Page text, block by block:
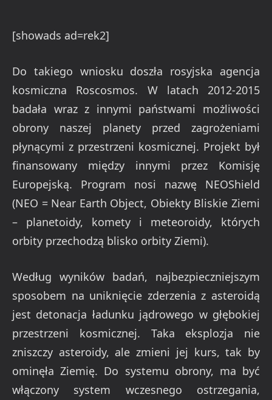
[showads ad=rek2]
Do takiego wniosku doszła rosyjska agencja
kosmiczna Roscosmos. W latach 2012-2015
badała wraz z innymi państwami możliwości
obrony naszej planety przed zagrożeniami
płynącymi z przestrzeni kosmicznej. Projekt był
finansowany między innymi przez Komisję
Europejską. Program nosi nazwę NEOShield
(NEO = Near Earth Object, Obiekty Bliskie Ziemi
– planetoidy, komety i meteoroidy, których
orbity przechodzą blisko orbity Ziemi).
Według wyników badań, najbezpieczniejszym
sposobem na uniknięcie zderzenia z asteroidą
jest detonacja ładunku jądrowego w głębokiej
przestrzeni kosmicznej. Taka eksplozja nie
zniszczy asteroidy, ale zmieni jej kurs, tak by
ominęła Ziemię. Do systemu obrony, ma być
włączony system wczesnego ostrzegania,